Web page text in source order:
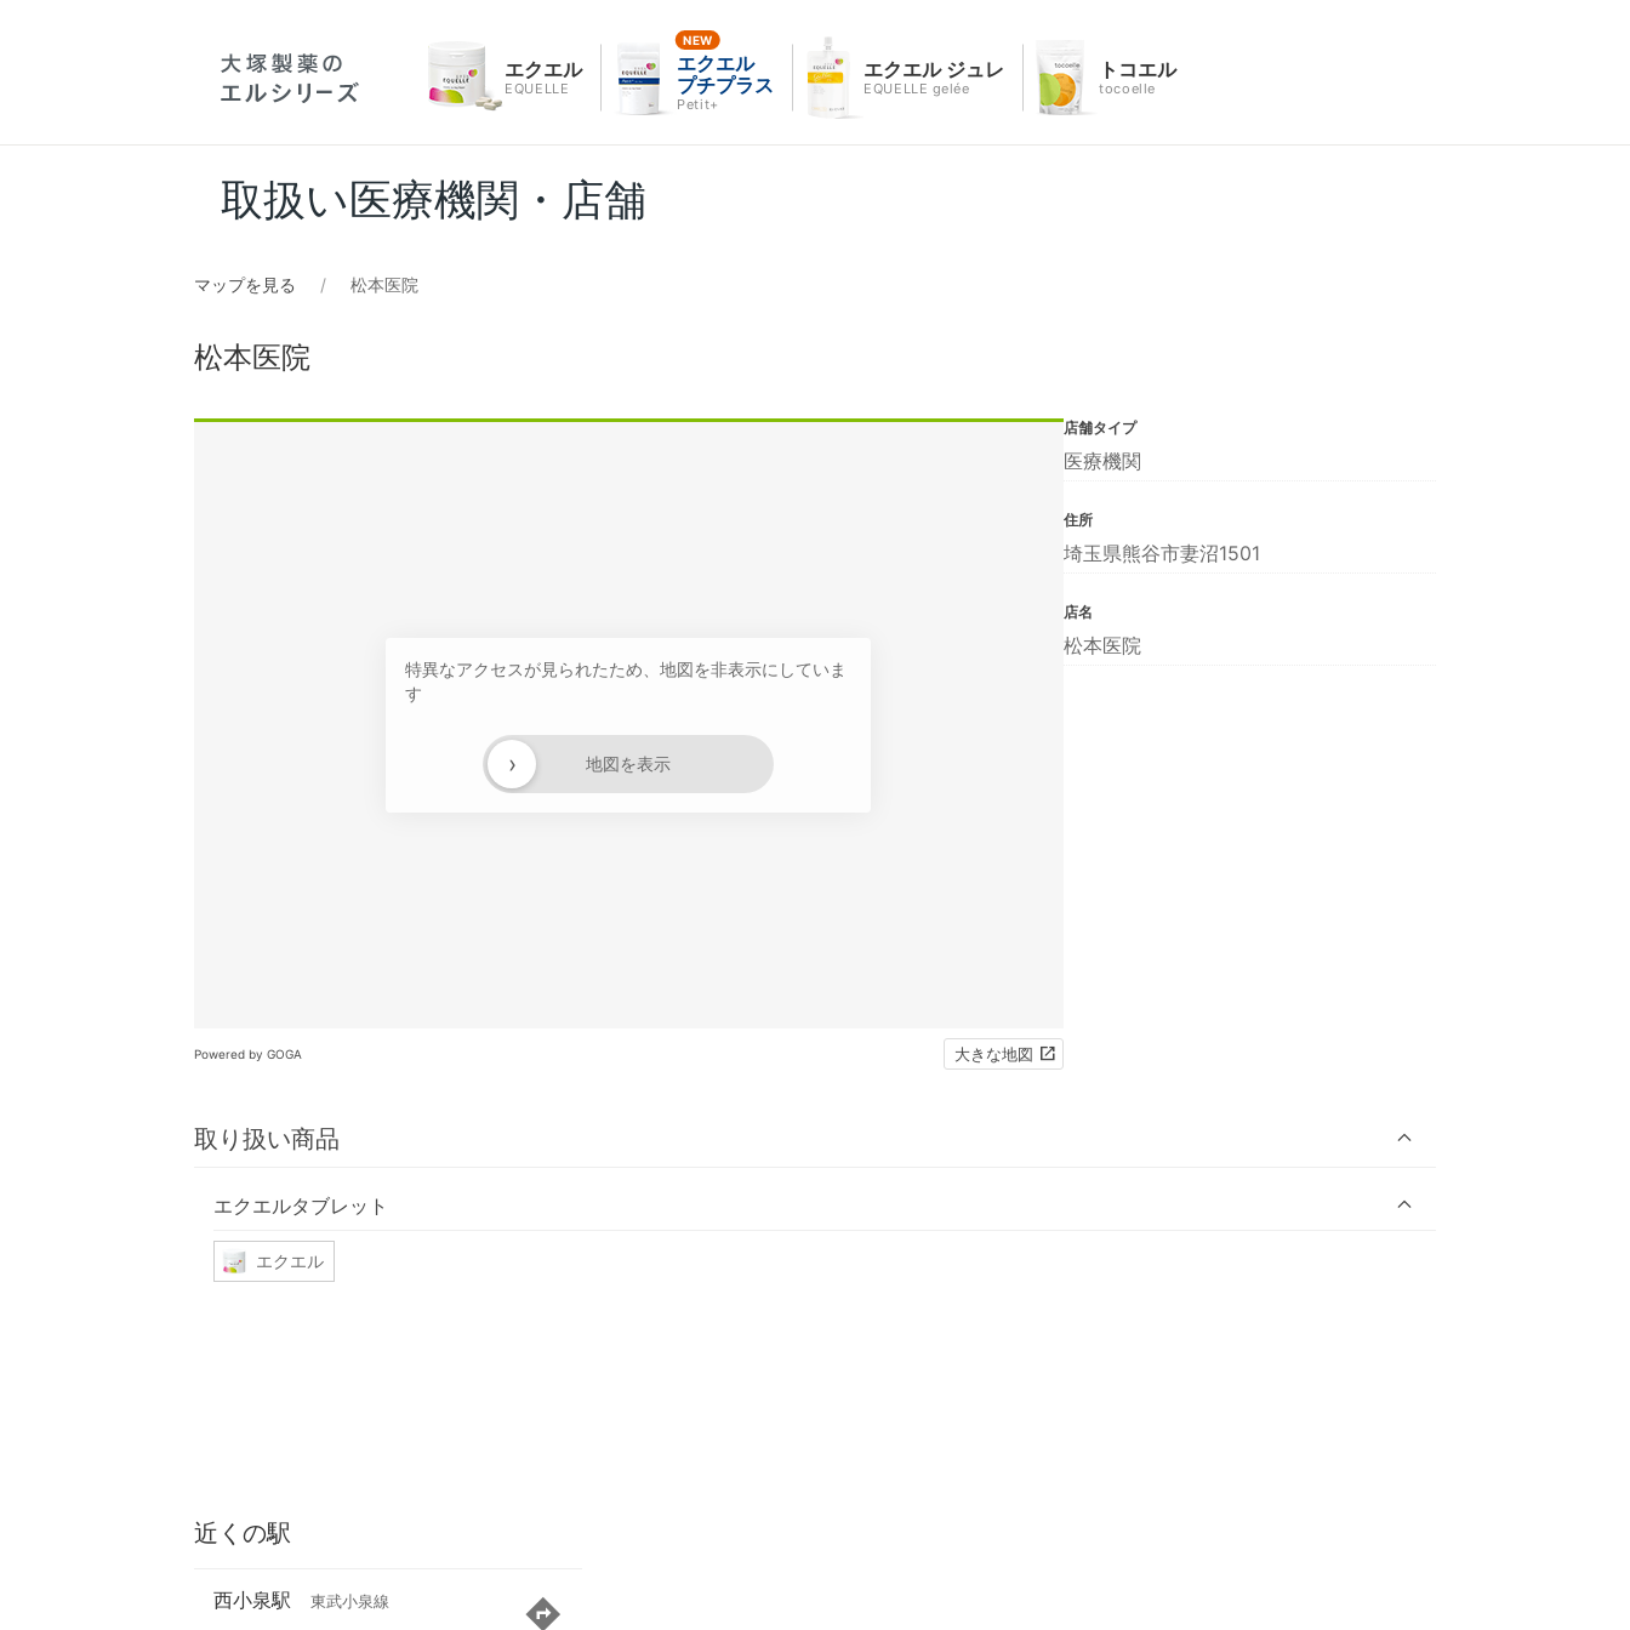
エクエル
EQUELLE
エクエル
プチプラス
Petit+
エクエル ジュレ
EQUELLE gelée
トコエル
tocoelle
取扱い医療機関・店舗
マップを見る 松本医院
松本医院
特異なアクセスが見られたため、地図を非表示にしていま
す
地図を表示
›
Powered by GOGA 大きな地図
取り扱い商品
エクエルタブレット
エクエル
店舗タイプ
医療機関
住所
埼玉県熊谷市妻沼1501
店名
松本医院
近くの駅
西小泉駅 東武小泉線